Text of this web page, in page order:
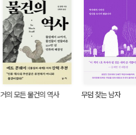
거의 모든 물건의 역사 무덤 찾는 남자